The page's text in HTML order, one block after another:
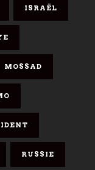
ISRAËL
MOSSAD
RUSSIE